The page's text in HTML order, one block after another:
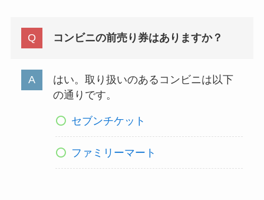
コンビニの前売り券はありますか？
はい。取り扱いのあるコンビニは以下
の通りです。
セブンチケット
ファミリーマート